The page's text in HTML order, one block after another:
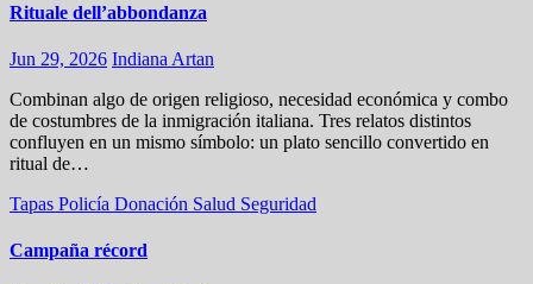
Rituale dell’abbondanza
Jun 29, 2026 Indiana Artan
Combinan algo de origen religioso, necesidad económica y combo
de costumbres de la inmigración italiana. Tres relatos distintos
confluyen en un mismo símbolo: un plato sencillo convertido en
ritual de…
Tapas Policía Donación Salud Seguridad
Campaña récord